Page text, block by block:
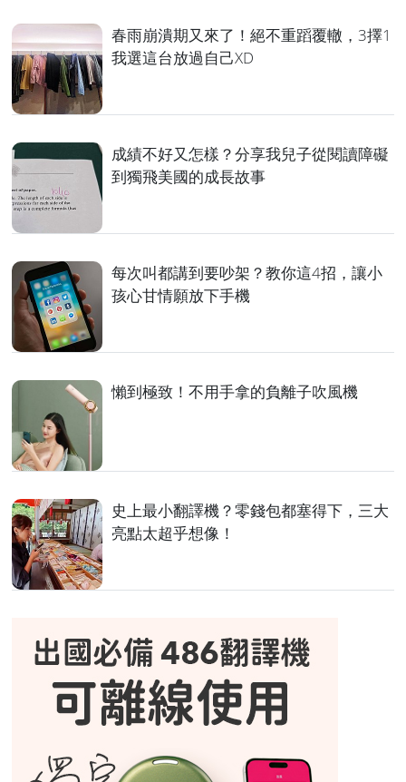
春雨崩潰期又來了！絕不重蹈覆轍，3擇1
我選這台放過自己XD
成績不好又怎樣？分享我兒子從閱讀障礙
到獨飛美國的成長故事
每次叫都講到要吵架？教你這4招，讓小
孩心甘情願放下手機
懶到極致！不用手拿的負離子吹風機
史上最小翻譯機？零錢包都塞得下，三大
亮點太超乎想像！